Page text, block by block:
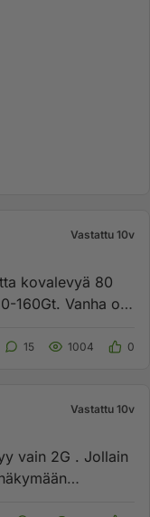
Vastattu 10v
Vanha on
15 1004 0
Vastattu 10v